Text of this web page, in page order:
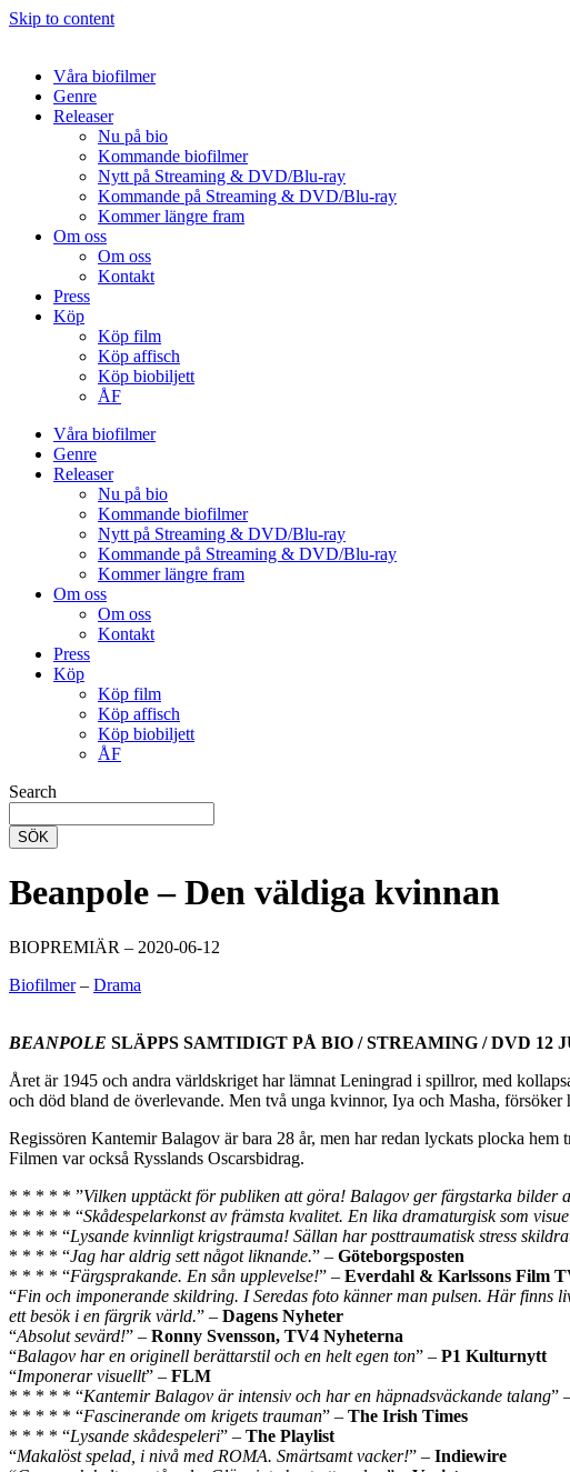
Skip to content
Våra biofilmer
Genre
Releaser
Nu på bio
Kommande biofilmer
Nytt på Streaming & DVD/Blu-ray
Kommande på Streaming & DVD/Blu-ray
Kommer längre fram
Om oss
Om oss
Kontakt
Press
Köp
Köp film
Köp affisch
Köp biobiljett
ÅF
Våra biofilmer
Genre
Releaser
Nu på bio
Kommande biofilmer
Nytt på Streaming & DVD/Blu-ray
Kommande på Streaming & DVD/Blu-ray
Kommer längre fram
Om oss
Om oss
Kontakt
Press
Köp
Köp film
Köp affisch
Köp biobiljett
ÅF
Search
SÖK
Beanpole – Den väldiga kvinnan
BIOPREMIÄR – 2020-06-12
Biofilmer– Drama
BEANPOLE SLÄPPS SAMTIDIGT PÅ BIO / STREAMING / DVD 12
Året är 1945 och andra världskriget har lämnat Leningrad i spillror, med
och död bland de överlevande. Men två unga kvinnor, Iya och Masha,
Regissören Kantemir Balagov är bara 28 år, men har redan lyckats plocka hem
Filmen var också Rysslands Oscarsbidrag.
* * * * * ”Vilken upptäckt för publiken att göra! Balagov ger färgstarka bilder
* * * * * “Skådespelarkonst av främsta kvalitet. En lika dramaturgisk som
* * * * “Lysande kvinnligt krigstrauma! Sällan har posttraumatisk stress
* * * * “Jag har aldrig sett något liknande.” – Göteborgsposten
* * * * “Färgsprakande. En sån upplevelse!” – Everdahl & Karlssons Film
“Fin och imponerande skildring. I Seredas foto känner man pulsen. Här
ett besök i en färgrik värld.” – Dagens Nyheter
“Absolut sevärd!” – Ronny Svensson, TV4 Nyheterna
“Balagov har en originell berättarstil och en helt egen ton” – P1 Kulturnytt
“Imponerar visuellt” – FLM
* * * * * “Kantemir Balagov är intensiv och har en häpnadsväckande talang”
* * * * * “Fascinerande om krigets trauman” – The Irish Times
* * * * “Lysande skådespeleri” – The Playlist
“Makalöst spelad, i nivå med ROMA. Smärtsamt vacker!” – Indiewire